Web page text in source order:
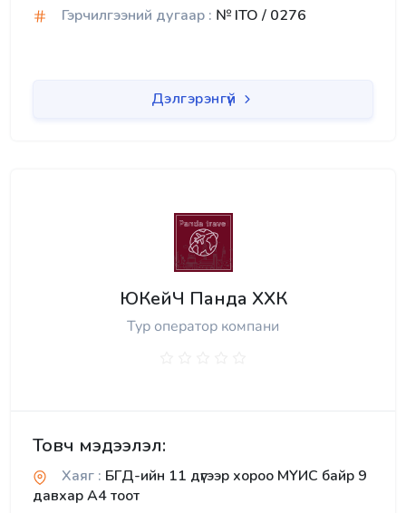
Гэрчилгээний дугаар : № ITO / 0276
Дэлгэрэнгүй
ЮКейЧ Панда ХХК
Тур оператор компани
Товч мэдээлэл:
Хаяг : БГД-ийн 11 дүгээр хороо МҮИС байр 9
давхар А4 тоот